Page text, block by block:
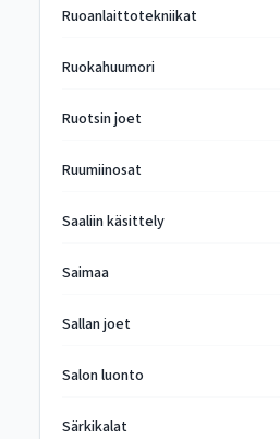
Ruoanlaittotekniikat
Ruokahuumori
Ruotsin joet
Ruumiinosat
Saaliin käsittely
Saimaa
Sallan joet
Salon luonto
Särkikalat